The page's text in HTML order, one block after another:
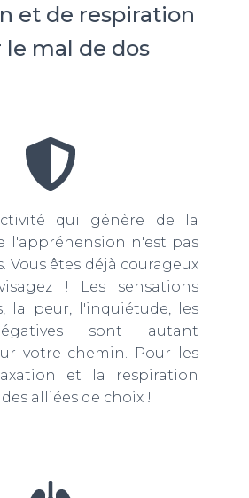
et de respiration
le mal de dos
qui génère de la
l'appréhension n'est pas
Vous êtes déjà courageux
! Les sensations
la peur, l'inquiétude, les
sont autant
votre chemin. Pour les
et la respiration
alliées de choix !